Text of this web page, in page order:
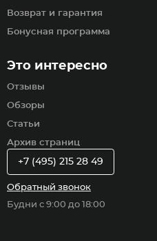
Возврат и гарантия
Бонусная программа
Это интересно
Отзывы
Обзоры
Статьи
Архив страниц
+7 (495) 215 28 49
Обратный звонок
Будни с 9:00 до 18:00